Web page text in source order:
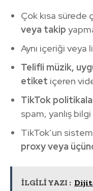
Çok kısa sürede
veya takip
Aynı içeriği veya
Telifli müzik,
etiket içeren
TikTok
spam, yanlış
TikTok’un
proxy veya
İLGİLİ YAZI :